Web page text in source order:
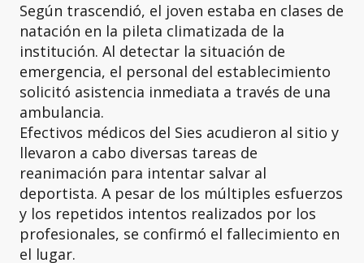
Según trascendió, el joven estaba en clases de
natación en la pileta climatizada de la
institución. Al detectar la situación de
emergencia, el personal del establecimiento
solicitó asistencia inmediata a través de una
ambulancia.
Efectivos médicos del Sies acudieron al sitio y
llevaron a cabo diversas tareas de
reanimación para intentar salvar al
deportista. A pesar de los múltiples esfuerzos
y los repetidos intentos realizados por los
profesionales, se confirmó el fallecimiento en
el lugar.